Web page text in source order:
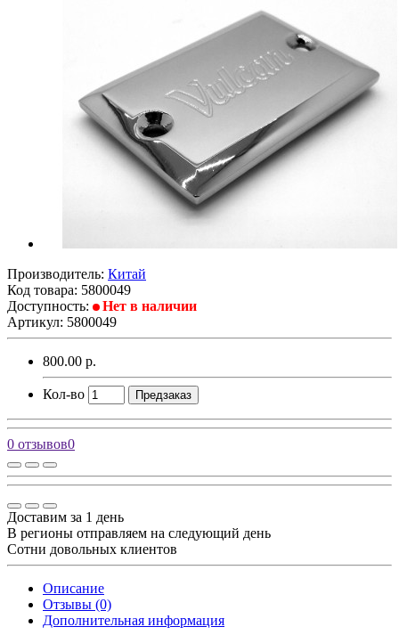
Производитель: Китай
Код товара: 5800049
Доступность:
Нет в наличии
Артикул: 5800049
800.00 р.
Кол-во Предзаказ
0 отзывов0
Доставим за 1 день
В регионы отправляем на следующий день
Сотни довольных клиентов
Описание
Отзывы (0)
Дополнительная информация